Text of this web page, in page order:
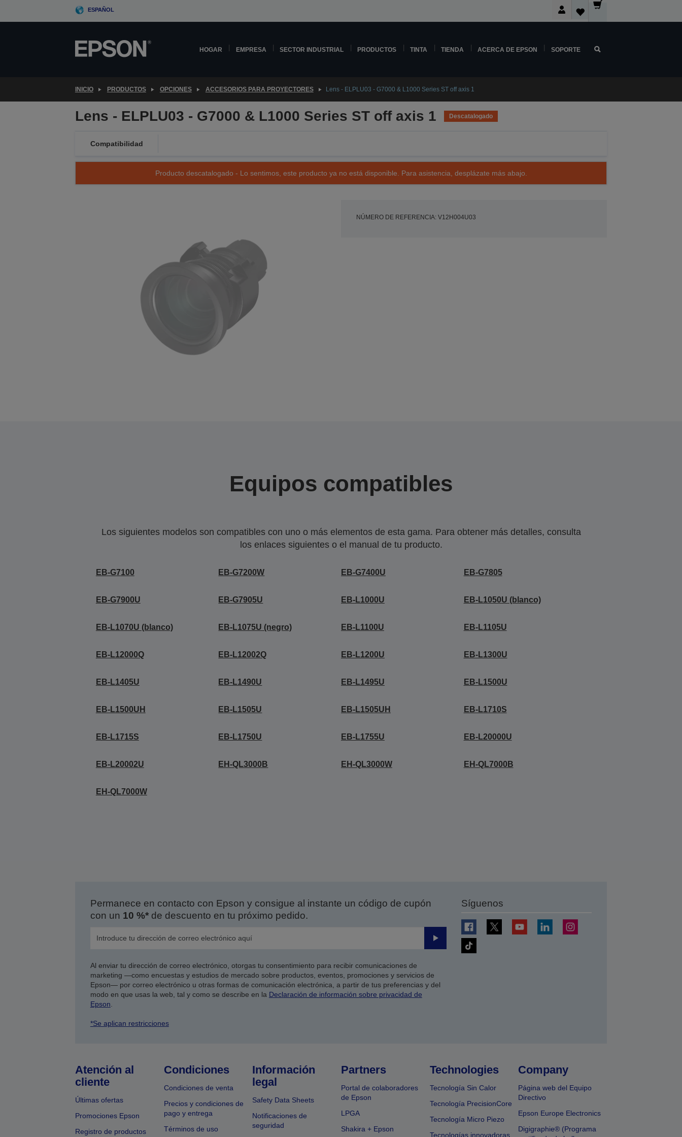
ESPAÑOL
HOGAR EMPRESA SECTOR INDUSTRIAL PRODUCTOS TINTA TIENDA ACERCA DE EPSON SOPORTE
INICIO PRODUCTOS OPCIONES ACCESORIOS PARA PROYECTORES Lens - ELPLU03 - G7000 & L1000 Series ST off axis 1
Lens - ELPLU03 - G7000 & L1000 Series ST off axis 1 Descatalogado
Compatibilidad
Producto descatalogado - Lo sentimos, este producto ya no está disponible. Para asistencia, desplázate más abajo.
NÚMERO DE REFERENCIA: V12H004U03
Equipos compatibles
Los siguientes modelos son compatibles con uno o más elementos de esta gama. Para obtener más detalles, consulta
los enlaces siguientes o el manual de tu producto.
EB-G7100 EB-G7200W EB-G7400U EB-G7805
EB-G7900U EB-G7905U EB-L1000U EB-L1050U (blanco)
EB-L1070U (blanco) EB-L1075U (negro) EB-L1100U EB-L1105U
EB-L12000Q EB-L12002Q EB-L1200U EB-L1300U
EB-L1405U EB-L1490U EB-L1495U EB-L1500U
EB-L1500UH EB-L1505U EB-L1505UH EB-L1710S
EB-L1715S EB-L1750U EB-L1755U EB-L20000U
EB-L20002U EH-QL3000B EH-QL3000W EH-QL7000B
EH-QL7000W
Permanece en contacto con Epson y consigue al instante un código de cupón
con un 10 %*de descuento en tu próximo pedido.
Enviar
Al enviar tu dirección de correo electrónico, otorgas tu consentimiento para recibir comunicaciones de
marketing —como encuestas y estudios de mercado sobre productos, eventos, promociones y servicios de
Epson— por correo electrónico u otras formas de comunicación electrónica, a partir de tus preferencias y del
modo en que usas la web, tal y como se describe en la Declaración de información sobre privacidad de
Epson
*Se aplican restricciones
Síguenos
Atención al
cliente
Últimas ofertas
Promociones Epson
Registro de productos
Condiciones
Condiciones de venta
Precios y condiciones de
pago y entrega
Términos de uso
Información
legal
Safety Data Sheets
Notificaciones de
seguridad
Partners
Portal de colaboradores
de Epson
LPGA
Shakira + Epson
Technologies
Tecnología Sin Calor
Tecnología PrecisionCore
Tecnología Micro Piezo
Tecnologías innovadoras
Company
Página web del Equipo
Directivo
Epson Europe Electronics
Digigraphie® (Programa